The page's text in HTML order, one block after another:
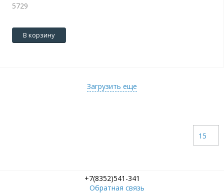
5729
В корзину
Загрузить еще
15
+7(8352)541-341
Обратная связь